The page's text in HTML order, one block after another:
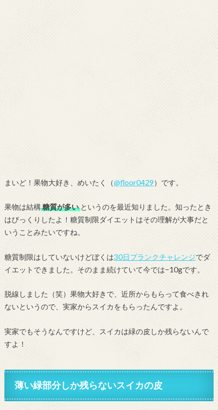
まいど！果物大好き、めいたく（@floor0429）です。
果物は結構糖質が多いというのを最近知りました。知ったとき
はびっくりしたよ！糖質制限ダイエットはその理解が大事だと
いうことみたいですね。
糖質制限はしていないけどぼくは30日プランクチャレンジでダ
イエットできました。そのまま続けていて今では−10gです。
脱線しました（笑）果物大好きで、近所からもらって食べきれ
ないというので、実家からスイカをもらったんですよ。
実家でもそうなんですけど、スイカは緑の皮しか残らないんで
すよ！
薄い緑部分しか残らないスイカの皮